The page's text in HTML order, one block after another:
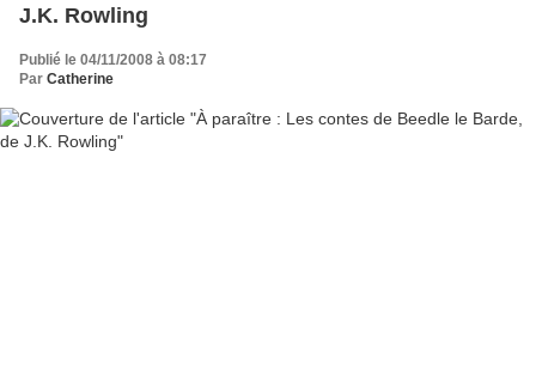
J.K. Rowling
Publié le 04/11/2008 à 08:17
Par Catherine